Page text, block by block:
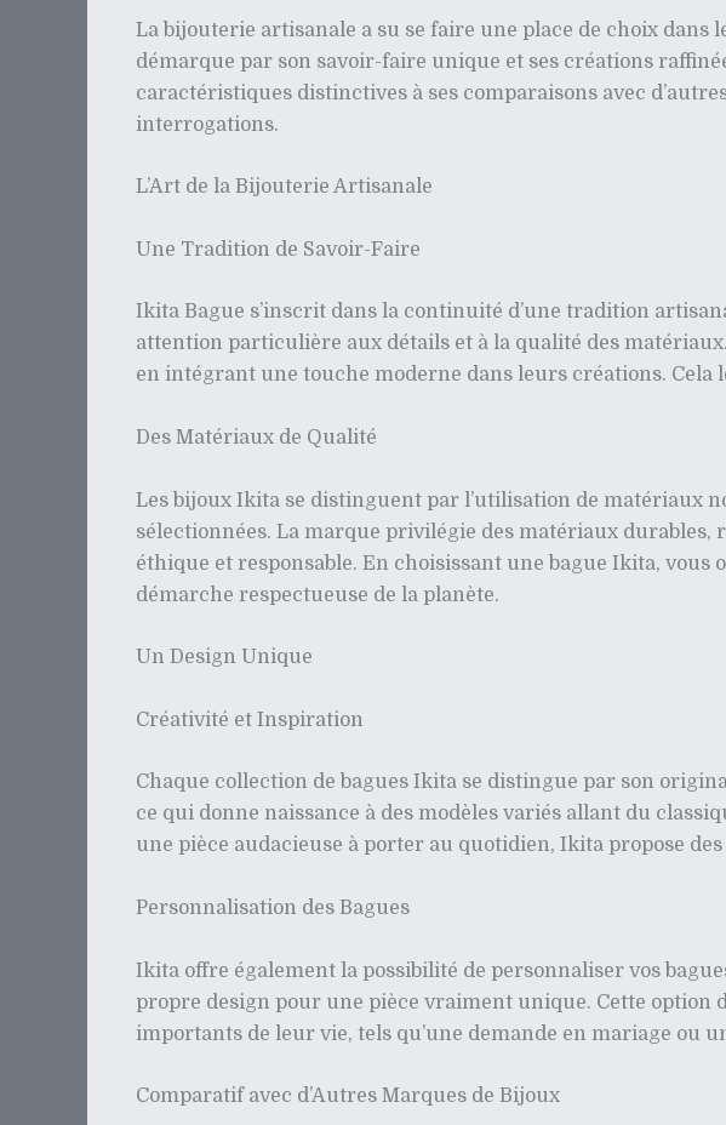
La bijouterie artisanale a su se faire une place de choix dans
démarque par son savoir-faire unique et ses créations
caractéristiques distinctives à ses comparaisons avec
interrogations.
L’Art de la Bijouterie Artisanale
Une Tradition de Savoir-Faire
Ikita Bague s’inscrit dans la continuité d’une tradition
attention particulière aux détails et à la qualité des
en intégrant une touche moderne dans leurs créations. Cela
Des Matériaux de Qualité
Les bijoux Ikita se distinguent par l’utilisation de matériaux
sélectionnées. La marque privilégie des matériaux durables,
éthique et responsable. En choisissant une bague Ikita,
démarche respectueuse de la planète.
Un Design Unique
Créativité et Inspiration
Chaque collection de bagues Ikita se distingue par son
ce qui donne naissance à des modèles variés allant du
une pièce audacieuse à porter au quotidien, Ikita propose
Personnalisation des Bagues
Ikita offre également la possibilité de personnaliser vos
propre design pour une pièce vraiment unique. Cette
importants de leur vie, tels qu’une demande en mariage ou
Comparatif avec d’Autres Marques de Bijoux